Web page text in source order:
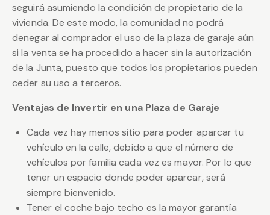
seguirá asumiendo la condición de propietario de la
vivienda. De este modo, la comunidad no podrá
denegar al comprador el uso de la plaza de garaje aún
si la venta se ha procedido a hacer sin la autorización
de la Junta, puesto que todos los propietarios pueden
ceder su uso a terceros.
Ventajas de Invertir en una Plaza de Garaje
Cada vez hay menos sitio para poder aparcar tu
vehículo en la calle, debido a que el número de
vehículos por familia cada vez es mayor. Por lo que
tener un espacio donde poder aparcar, será
siempre bienvenido.
Tener el coche bajo techo es la mayor garantía